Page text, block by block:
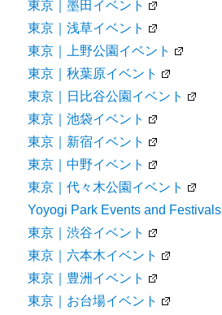
東京｜墨田イベント
東京｜浅草イベント
東京｜上野公園イベント
東京｜秋葉原イベント
東京｜日比谷公園イベント
東京｜池袋イベント
東京｜新宿イベント
東京｜中野イベント
東京｜代々木公園イベント
Yoyogi Park Events and Festivals
東京｜渋谷イベント
東京｜六本木イベント
東京｜豊洲イベント
東京｜お台場イベント